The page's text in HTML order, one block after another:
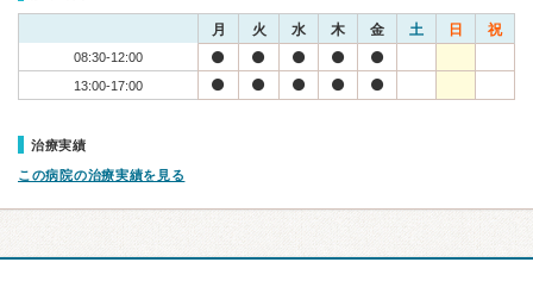
月 火 水 木 金 土 日 祝
08:30-12:00
13:00-17:00
治療実績
この病院の治療実績を見る